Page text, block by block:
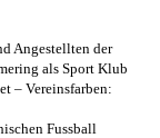
Angestellten der
als Sport Klub
– Vereinsfarben:
Fussball